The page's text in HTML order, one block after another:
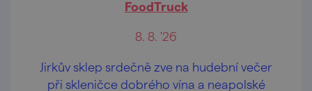
FoodTruck
8. 8. '26
Jirkův sklep srdečně zve na hudební večer
při skleničce dobrého vína a neapolské